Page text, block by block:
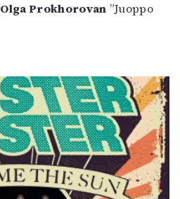
Olga Prokhorovan ”Juoppo